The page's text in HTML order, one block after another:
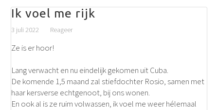
Ik voel me rijk
3 juli 2022 Reageer
Ze is er hoor!
Lang verwacht en nu eindelijk gekomen uit Cuba.
De komende 1,5 maand zal stiefdochter Rosio, samen met
haar kersverse echtgenoot, bij ons wonen.
En ook al is ze ruim volwassen, ik voel me weer hélemaal